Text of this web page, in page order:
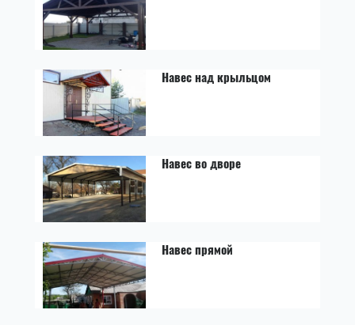
Навес над крыльцом
Навес во дворе
Навес прямой